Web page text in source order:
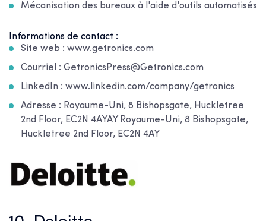
Mécanisation des bureaux à l'aide d'outils automatisés
Informations de contact :
Site web : www.getronics.com
Courriel : GetronicsPress@Getronics.com
LinkedIn : www.linkedin.com/company/getronics
Adresse : Royaume-Uni, 8 Bishopsgate, Huckletree
2nd Floor, EC2N 4AYAY Royaume-Uni, 8 Bishopsgate,
Huckletree 2nd Floor, EC2N 4AY